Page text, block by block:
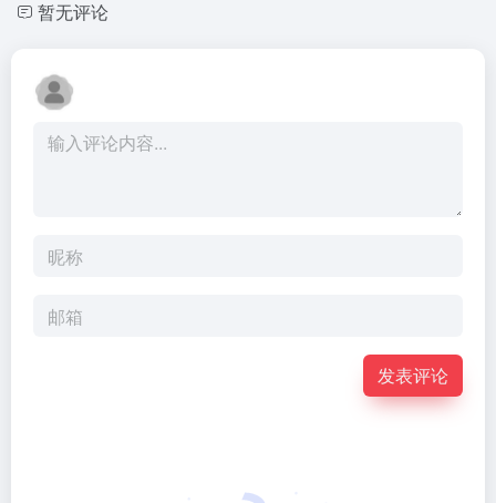
暂无评论
发表评论